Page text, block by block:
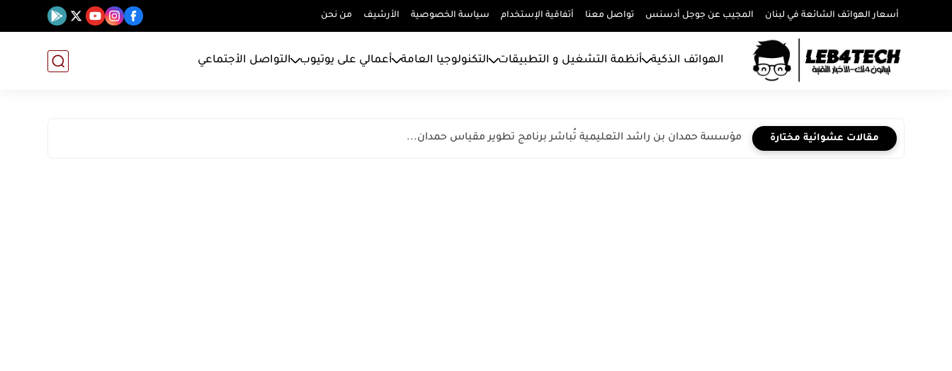
أسعار الهواتف الشائعة في لبنان المجيب عن جوجل أدسنس تواصل معنا أتفاقية الإستخدام سياسة الخصوصية الأرشيف من نحن
الهواتف الذكية أنظمة التشغيل و التطبيقات التكنولوجيا العامة أعمالي على يوتيوب التواصل الأجتماعي
مقالات عشوائية مختارة مؤسسة حمدان بن راشد التعليمية تُباشر برنامج تطوير مقياس حمدان...